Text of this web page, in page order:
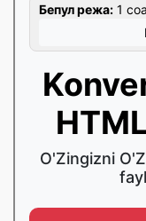
Бепул режа: 1
O'Zingizni